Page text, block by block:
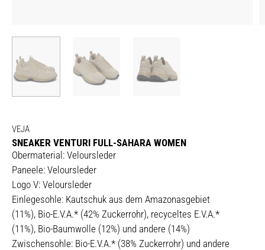
VEJA
SNEAKER VENTURI FULL-SAHARA WOMEN
Obermaterial: Veloursleder
Paneele: Veloursleder
Logo V: Veloursleder
Einlegesohle: Kautschuk aus dem Amazonasgebiet
(11%), Bio-E.V.A.* (42% Zuckerrohr), recyceltes E.V.A.*
(11%), Bio-Baumwolle (12%) und andere (14%)
Zwischensohle: Bio-E.V.A.* (38% Zuckerrohr) und andere